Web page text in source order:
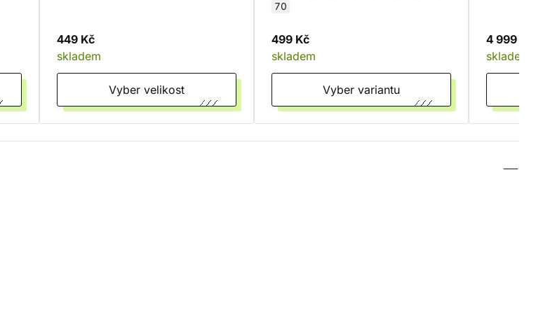
449 Kč
skladem
Vyber velikost
70
499 Kč
skladem
Vyber variantu
4 999 Kč
skladem